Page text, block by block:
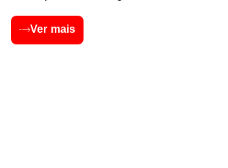
Ver mais